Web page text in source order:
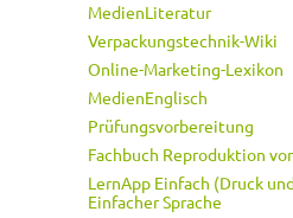
MedienLiteratur
Verpackungstechnik-Wiki
Online-Marketing-Lexikon
MedienEnglisch
Prüfungsvorbereitung
Fachbuch Reproduktion
LernApp Einfach (Druck
Einfacher Sprache